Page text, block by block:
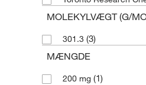
MOLEKYLVÆGT (G/
301.3 (3)
MÆNGDE
200 mg (1)